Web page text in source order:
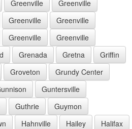
Greenville
Greenville
Greenville
Greenville
Greenville
Greenville
Grenada Gretna
Griffin
Groveton
Grundy Center
Guntersville
Guthrie
Guymon
Hahnville Hailey
Halifax